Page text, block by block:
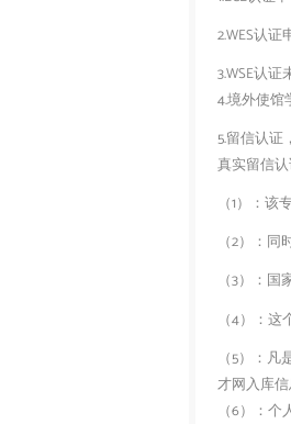
2.WES认
3.WSE认
4.境外使馆
5.留信认证
真实留信
（1）：
（2）：
（3）：
（4）：
（5）：
才网入库信
（6）：个